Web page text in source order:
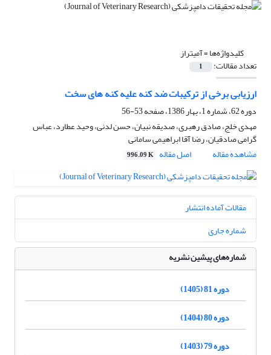
کلیدواژه‌ها =آمیتراز
تعداد مقالات: 1
ارزیابی برخی از ترکیبات ضد کنه علیه کنه های سخت
دوره 62، شماره 1، بهار 1386، صفحه
53-56
مهدی خلج، صادق رهبری، صدیقه نبیان، حسن لدنی، وحید عطارد، عباس
گرامی صادقیان، رضا آقا ابراهیمی سامانی
مشاهده مقاله
اصل مقاله 996.09 K
مقالات آماده انتشار
شماره جاری
شماره‌های پیشین نشریه
دوره 81 (1405)
دوره 80 (1404)
دوره 79 (1403)